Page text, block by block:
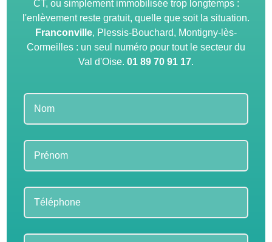
CT, ou simplement immobilisée trop longtemps :
l'enlèvement reste gratuit, quelle que soit la situation.
Franconville, Plessis-Bouchard, Montigny-lès-
Cormeilles : un seul numéro pour tout le secteur du
Val d'Oise. 01 89 70 91 17.
Leave
field